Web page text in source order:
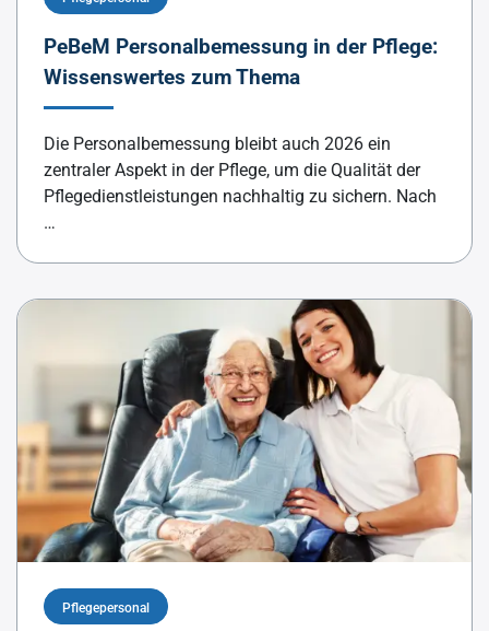
PeBeM Personalbemessung in der Pflege:
Wissenswertes zum Thema
Die Personalbemessung bleibt auch 2026 ein
zentraler Aspekt in der Pflege, um die Qualität der
Pflegedienstleistungen nachhaltig zu sichern. Nach
…
Pflegepersonal